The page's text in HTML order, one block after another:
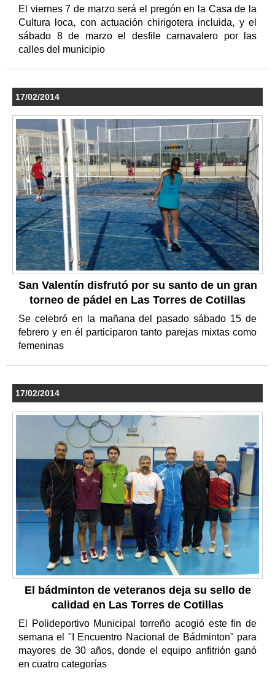
El viernes 7 de marzo será el pregón en la Casa de la
Cultura loca, con actuación chirigotera incluida, y el
sábado 8 de marzo el desfile carnavalero por las
calles del municipio
17/02/2014
San Valentín disfrutó por su santo de un gran
torneo de pádel en Las Torres de Cotillas
Se celebró en la mañana del pasado sábado 15 de
febrero y en él participaron tanto parejas mixtas como
femeninas
17/02/2014
El bádminton de veteranos deja su sello de
calidad en Las Torres de Cotillas
El Polideportivo Municipal torreño acogió este fin de
semana el "I Encuentro Nacional de Bádminton" para
mayores de 30 años, donde el equipo anfitrión ganó
en cuatro categorías